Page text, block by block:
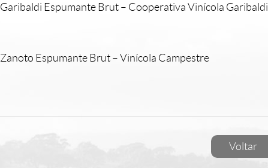
Garibaldi Espumante Brut – Cooperativa Vinícola Garibaldi
Zanoto Espumante Brut – Vinícola Campestre
Voltar